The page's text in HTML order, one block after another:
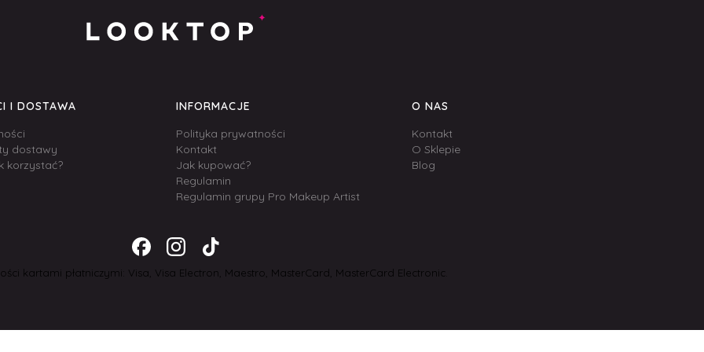
I DOSTAWA
dostawy
korzystać?
INFORMACJE
Polityka prywatności
Kontakt
Jak kupować?
Regulamin
Regulamin grupy Pro Makeup Artist
O NAS
Kontakt
O Sklepie
Blog
kartami płatniczymi: Visa, Visa Electron, Maestro, MasterCard, MasterCard Electronic.